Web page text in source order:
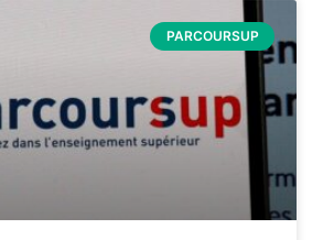
PARCOURSUP